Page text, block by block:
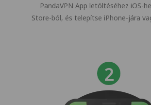
PandaVPN App letöltéséhez iOS-
Store-ból, és telepítse iPhone-jára